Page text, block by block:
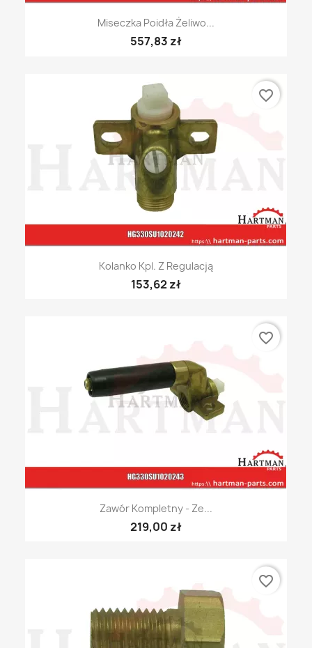
Miseczka Poidła Żeliwo...
557,83 zł
Kolanko Kpl. Z Regulacją
153,62 zł
favorite_border
Zawór Kompletny - Ze...
219,00 zł
favorite_border
favorite_border